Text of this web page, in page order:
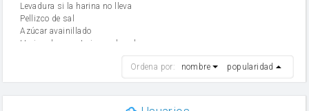
Levadura si la harina no lleva
Pellizco de sal
Azúcar avainillado
Harina de reposteria con levadura
mantequilla
Ordena por: nombre popularidad